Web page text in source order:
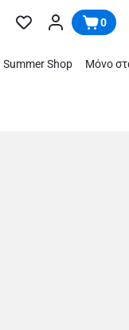
0
Summer Shop Μόνο